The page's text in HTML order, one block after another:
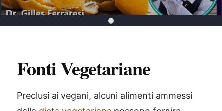
Fonti Vegetariane
Preclusi ai vegani, alcuni alimenti ammessi